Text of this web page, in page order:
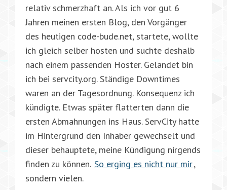
relativ schmerzhaft an. Als ich vor gut 6
Jahren meinen ersten Blog, den Vorgänger
des heutigen code-bude.net, startete, wollte
ich gleich selber hosten und suchte deshalb
nach einem passenden Hoster. Gelandet bin
ich bei servcity.org. Ständige Downtimes
waren an der Tagesordnung. Konsequenz ich
kündigte. Etwas später flatterten dann die
ersten Abmahnungen ins Haus. ServCity hatte
im Hintergrund den Inhaber gewechselt und
dieser behauptete, meine Kündigung nirgends
finden zu können. So erging es nicht nur mir,
sondern vielen.